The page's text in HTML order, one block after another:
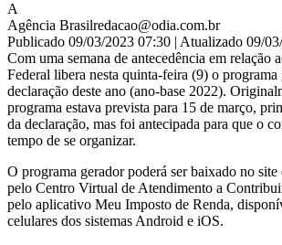
A
Agência Brasilredacao@odia.com.br
Publicado 09/03/2023 07:30 | Atualizado 09/
Com uma semana de antecedência em relação
Federal libera nesta quinta-feira (9) o programa
declaração deste ano (ano-base 2022).
programa estava prevista para 15 de março,
da declaração, mas foi antecipada para que o
tempo de se organizar.
O programa gerador poderá ser baixado no site
pelo Centro Virtual de Atendimento a
pelo aplicativo Meu Imposto de Renda,
celulares dos sistemas Android e iOS.